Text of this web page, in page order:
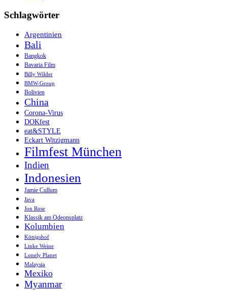
Schlagwörter
Argentinien
Bali
Bangkok
Bavaria Film
Billy Wilder
BMW-Group
Bolivien
China
Corona-Virus
DOKfest
eat&STYLE
Eckart Witzigmann
Filmfest München
Indien
Indonesien
Jamie Cullum
Java
Jon Rose
Klassik am Odeonsplatz
Kolumbien
Königshof
Linke Weine
Lonely Planet
Malaysia
Mexiko
Myanmar